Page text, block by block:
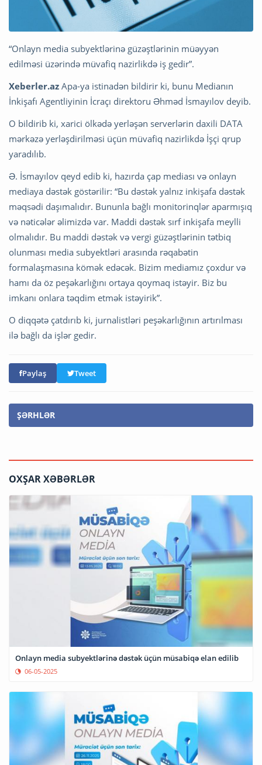
“Onlayn media subyektlərinə güzəştlərinin müəyyən
edilməsi üzərində müvafiq nazirlikdə iş gedir”.
Xeberler.az Apa-ya istinadən bildirir ki, bunu Medianın
İnkişafı Agentliyinin İcraçı direktoru Əhməd İsmayılov deyib.
O bildirib ki, xarici ölkədə yerləşən serverlərin daxili DATA
mərkəzə yerləşdirilməsi üçün müvafiq nazirlikdə İşçi qrup
yaradılıb.
Ə. İsmayılov qeyd edib ki, hazırda çap mediası və onlayn
mediaya dəstək göstərilir: “Bu dəstək yalnız inkişafa dəstək
məqsədi daşımalıdır. Bununla bağlı monitorinqlər aparmışıq
və nəticələr əlimizdə var. Maddi dəstək sırf inkişafa meylli
olmalıdır. Bu maddi dəstək və vergi güzəştlərinin tətbiq
olunması media subyektləri arasında rəqabətin
formalaşmasına kömək edəcək. Bizim mediamız çoxdur və
hamı da öz peşəkarlığını ortaya qoymaq istəyir. Biz bu
imkanı onlara təqdim etmək istəyirik”.
O diqqətə çatdırıb ki, jurnalistləri peşəkarlığının artırılması
ilə bağlı da işlər gedir.
Paylaş Tweet
ŞƏRHLƏR
OXŞAR XƏBƏRLƏR
Onlayn media subyektlərinə dəstək üçün müsabiqə elan edilib
06-05-2025